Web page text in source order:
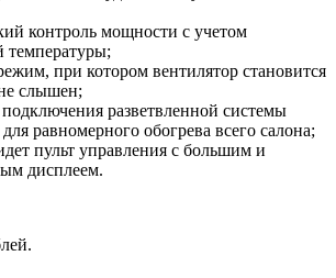
контроль мощности с учетом
температуры;
при котором вентилятор становится
слышен;
разветвленной системы
равномерного обогрева всего салона;
пульт управления с большим и
дисплеем.